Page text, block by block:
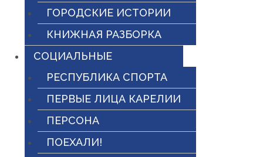
ГОРОДСКИЕ ИСТОРИИ
КНИЖНАЯ РАЗБОРКА
СОЦИАЛЬНЫЕ
РЕСПУБЛИКА СПОРТА
ПЕРВЫЕ ЛИЦА КАРЕЛИИ
ПЕРСОНА
ПОЕХАЛИ!